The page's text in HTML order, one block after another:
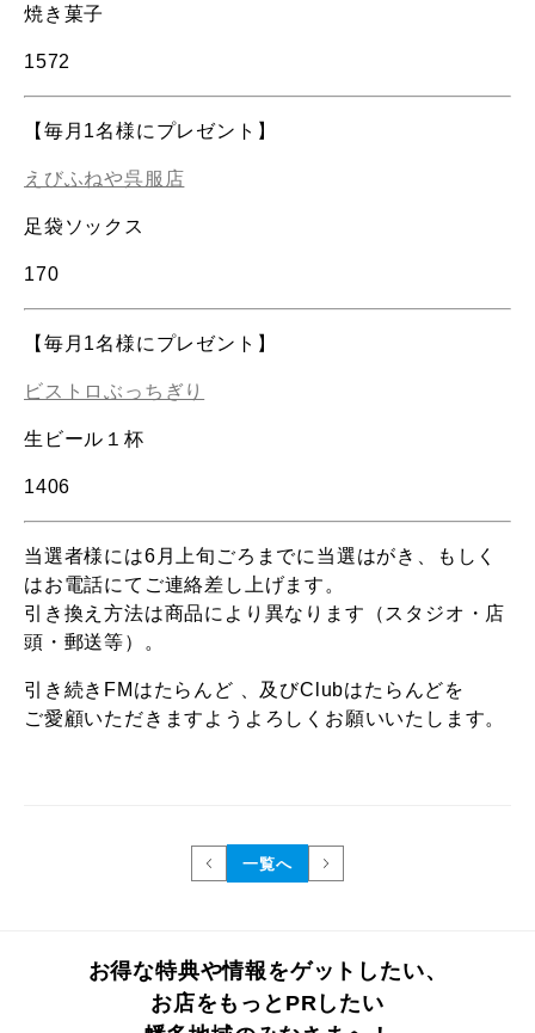
焼き菓子
1572
【毎月1名様にプレゼント】
えびふねや呉服店
足袋ソックス
170
【毎月1名様にプレゼント】
ビストロぶっちぎり
生ビール１杯
1406
当選者様には6月上旬ごろまでに当選はがき、もしく
はお電話にてご連絡差し上げます。
引き換え方法は商品により異なります（スタジオ・店
頭・郵送等）。
引き続き FM はたらんど 、及びClubはたらんどを
ご愛顧いただきますようよろしくお願いいたします。
一覧へ
お得な特典や情報をゲットしたい、
お店をもっとPRしたい